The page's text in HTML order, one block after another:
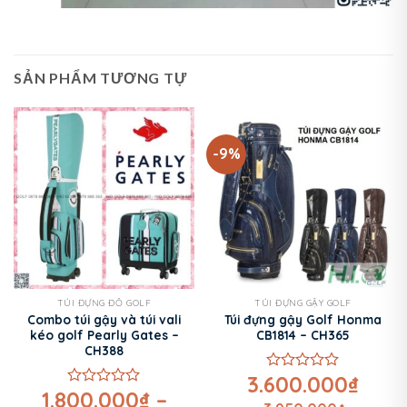
SẢN PHẨM TƯƠNG TỰ
TÚI ĐỰNG ĐỒ GOLF
Combo túi gậy và túi vali
kéo golf Pearly Gates –
CH388
Được
1.800.000₫ –
-9%
TÚI ĐỰNG GẬY GOLF
Túi đựng gậy Golf Honma
CB1814 – CH365
Được
xếp
3.600.000₫